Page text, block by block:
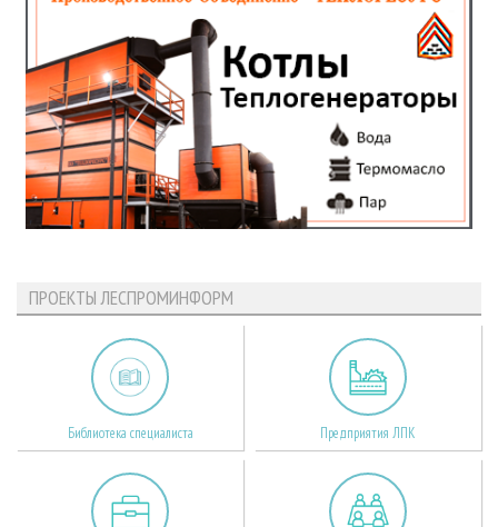
ПРОЕКТЫ ЛЕСПРОМИНФОРМ
Библиотека специалиста Предприятия ЛПК